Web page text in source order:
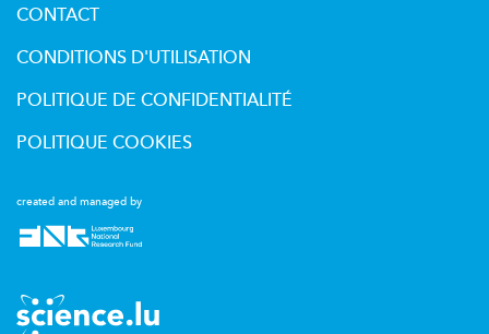
created and managed by
CONTACT
CONDITIONS D'UTILISATION
POLITIQUE DE CONFIDENTIALITÉ
POLITIQUE COOKIES